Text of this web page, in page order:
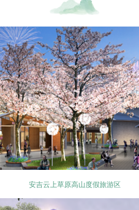
安吉云上草原高山度假旅游区